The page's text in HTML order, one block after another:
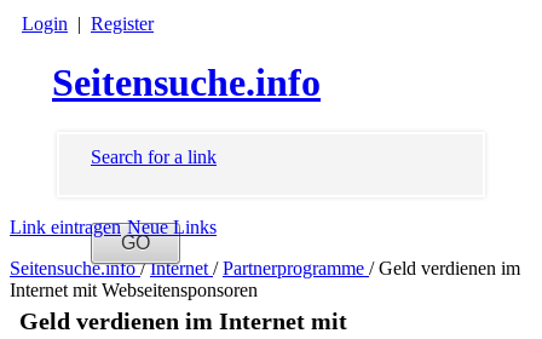
Login | Register
Seitensuche.info
Search for a link
Link eintragen Neue Links
Seitensuche.info/ Internet/ Partnerprogramme / Geld verdienen im
Internet mit Webseitensponsoren
Geld verdienen im Internet mit